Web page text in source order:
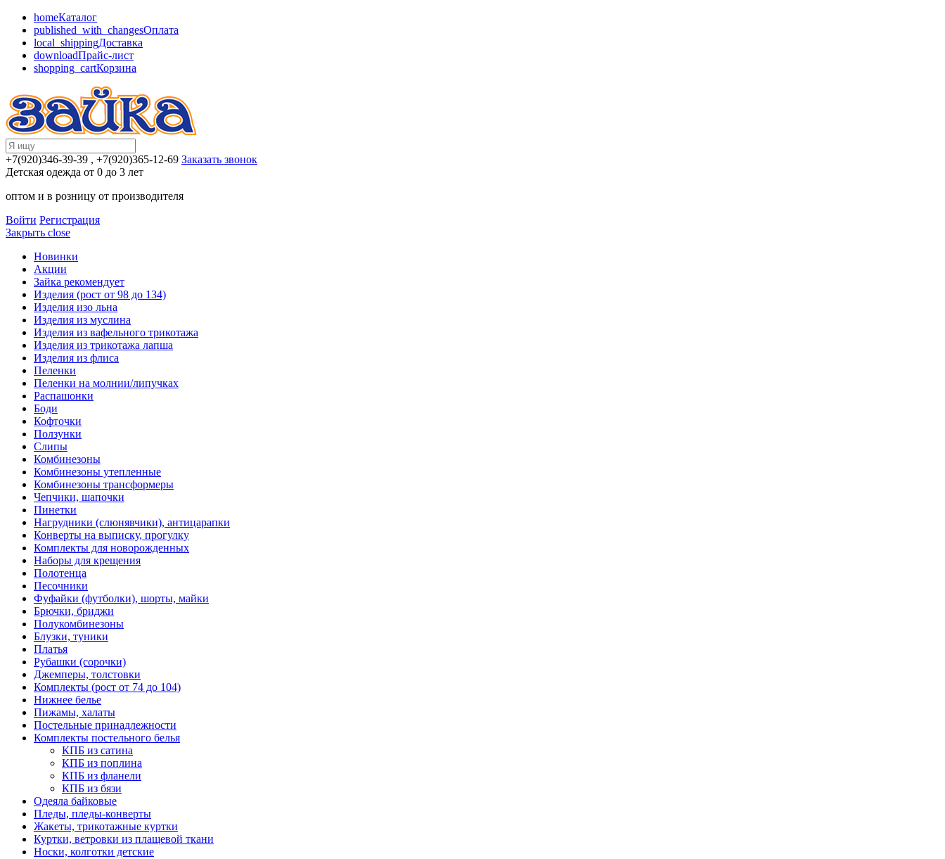
homeКаталог
published_with_changesОплата
local_shippingДоставка
downloadПрайс-лист
shopping_cartКорзина
+7(920)346-39-39 , +7(920)365-12-69 Заказать звонок
Детская одежда от 0 до 3 лет
оптом и в розницу от производителя
Войти Регистрация
Закрыть close
Новинки
Акции
Зайка рекомендует
Изделия (рост от 98 до 134)
Изделия изо льна
Изделия из муслина
Изделия из вафельного трикотажа
Изделия из трикотажа лапша
Изделия из флиса
Пеленки
Пеленки на молнии/липучках
Распашонки
Боди
Кофточки
Ползунки
Слипы
Комбинезоны
Комбинезоны утепленные
Комбинезоны трансформеры
Чепчики, шапочки
Пинетки
Нагрудники (слюнявчики), антицарапки
Конверты на выписку, прогулку
Комплекты для новорожденных
Наборы для крещения
Полотенца
Песочники
Фуфайки (футболки), шорты, майки
Брючки, бриджи
Полукомбинезоны
Блузки, туники
Платья
Рубашки (сорочки)
Джемперы, толстовки
Комплекты (рост от 74 до 104)
Нижнее белье
Пижамы, халаты
Постельные принадлежности
Комплекты постельного белья
КПБ из сатина
КПБ из поплина
КПБ из фланели
КПБ из бязи
Одеяла байковые
Пледы, пледы-конверты
Жакеты, трикотажные куртки
Куртки, ветровки из плащевой ткани
Носки, колготки детские